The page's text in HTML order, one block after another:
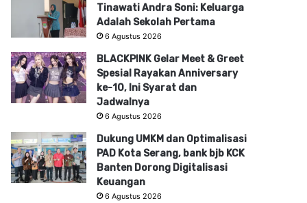
Tinawati Andra Soni: Keluarga
Adalah Sekolah Pertama
6 Agustus 2026
BLACKPINK Gelar Meet & Greet
Spesial Rayakan Anniversary
ke-10, Ini Syarat dan
Jadwalnya
6 Agustus 2026
Dukung UMKM dan Optimalisasi
PAD Kota Serang, bank bjb KCK
Banten Dorong Digitalisasi
Keuangan
6 Agustus 2026